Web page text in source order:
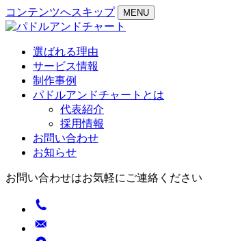
コンテンツへスキップ MENU
選ばれる理由
サービス情報
制作事例
パドルアンドチャートとは
代表紹介
採用情報
お問い合わせ
お知らせ
お問い合わせはお気軽にご連絡ください